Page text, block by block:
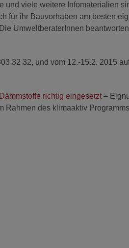
und viele weitere Infomaterialien
für ihr Bauvorhaben am besten
UmweltberaterInnen
32 32, und vom 12.-15.2. 2015
Dämmstoffe richtig eingesetzt –
Rahmen des klimaaktiv Programms